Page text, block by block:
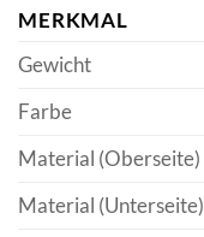
MERKMAL
Gewicht
Farbe
Material (Oberseite)
Material (Unterseite)